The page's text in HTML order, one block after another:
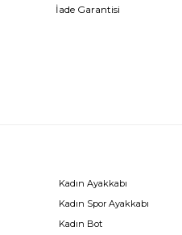
İade Garantisi
Kadın Ayakkabı
Kadın Spor Ayakkabı
Kadın Bot